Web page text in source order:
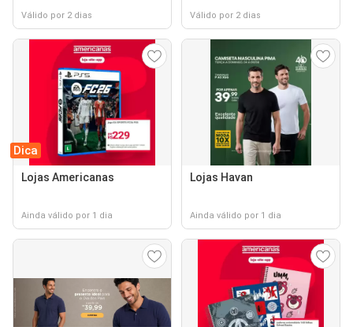
Válido por 2 dias Válido por 2 dias
Dica
Lojas Americanas
Ainda válido por 1 dia
Lojas Havan
Ainda válido por 1 dia